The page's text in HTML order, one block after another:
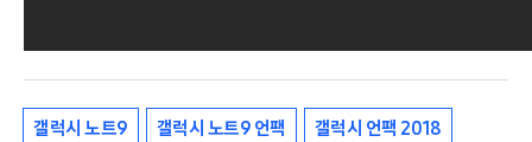
갤럭시 노트9 갤럭시 노트9 언팩 갤럭시 언팩 2018